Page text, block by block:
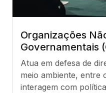
Organizações
Governamentais
Atua em defesa de
meio ambiente, entre
interagem com